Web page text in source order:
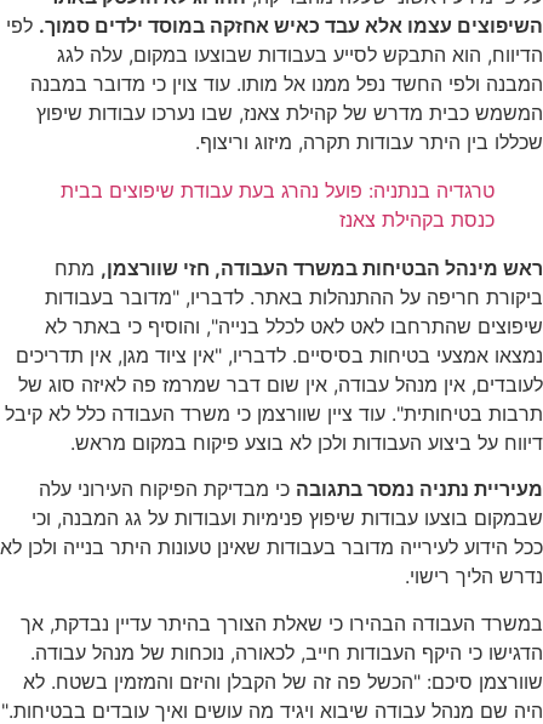
השיפוצים עצמו אלא עבד כאיש אחזקה במוסד ילדים סמוך. לפי
הדיווח, הוא התבקש לסייע בעבודות שבוצעו במקום, עלה לגג
המבנה ולפי החשד נפל ממנו אל מותו. עוד צוין כי מדובר במבנה
המשמש כבית מדרש של קהילת צאנז, שבו נערכו עבודות שיפוץ
שכללו בין היתר עבודות תקרה, מיזוג וריצוף.
טרגדיה בנתניה: פועל נהרג בעת עבודת שיפוצים בבית
כנסת בקהילת צאנז
ראש מינהל הבטיחות במשרד העבודה, חזי שוורצמן, מתח
ביקורת חריפה על ההתנהלות באתר. לדבריו, "מדובר בעבודות
שיפוצים שהתרחבו לאט לאט לכלל בנייה", והוסיף כי באתר לא
נמצאו אמצעי בטיחות בסיסיים. לדבריו, "אין ציוד מגן, אין תדריכים
לעובדים, אין מנהל עבודה, אין שום דבר שמרמז פה לאיזה סוג של
תרבות בטיחותית". עוד ציין שוורצמן כי משרד העבודה כלל לא קיבל
דיווח על ביצוע העבודות ולכן לא בוצע פיקוח במקום מראש.
מעיריית נתניה נמסר בתגובה כי מבדיקת הפיקוח העירוני עלה
שבמקום בוצעו עבודות שיפוץ פנימיות ועבודות על גג המבנה, וכי
ככל הידוע לעירייה מדובר בעבודות שאינן טעונות היתר בנייה ולכן לא
נדרש הליך רישוי.
במשרד העבודה הבהירו כי שאלת הצורך בהיתר עדיין נבדקת, אך
הדגישו כי היקף העבודות חייב, לכאורה, נוכחות של מנהל עבודה.
שוורצמן סיכם: "הכשל פה זה של הקבלן והיזם והמזמין בשטח. לא
היה שם מנהל עבודה שיבוא ויגיד מה עושים ואיך עובדים בבטיחות."